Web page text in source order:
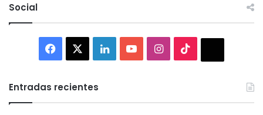
Social
Facebook LinkedInYouTubeInstagram
Entradas recientes